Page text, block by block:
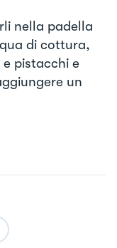
nella padella
di cottura,
pistacchi e
un